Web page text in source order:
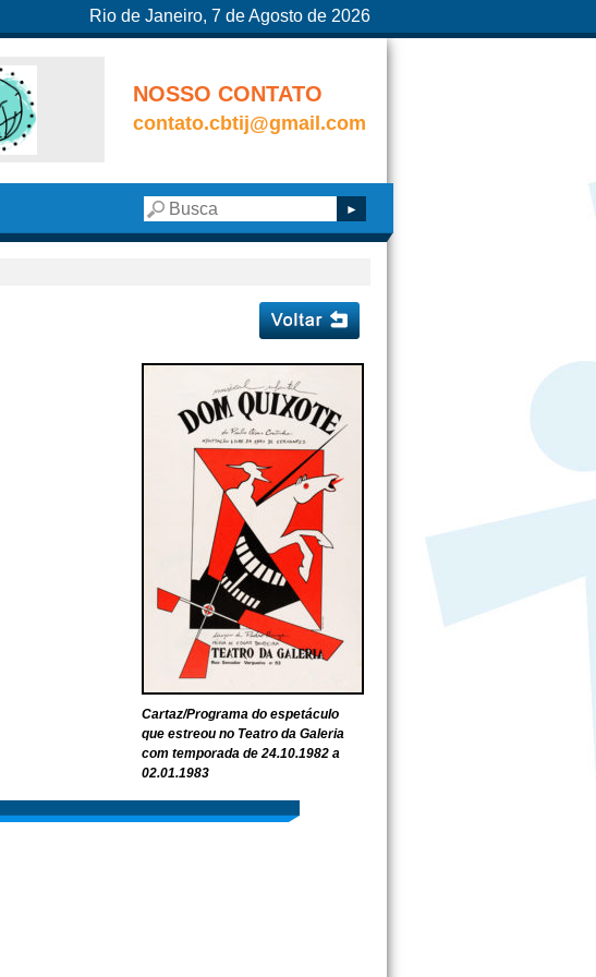
Rio de Janeiro, 7 de Agosto de 2026
NOSSO CONTATO
contato.cbtij@gmail.com
Cartaz/Programa do espetáculo
que estreou no Teatro da Galeria
com temporada de 24.10.1982 a
02.01.1983